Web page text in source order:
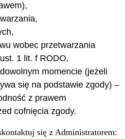
wobec przetwarzania
1 lit. f RODO,
momencie (jeżeli
się na podstawie zgody) –
z prawem
cofnięcia zgody.
się z Administratorem: